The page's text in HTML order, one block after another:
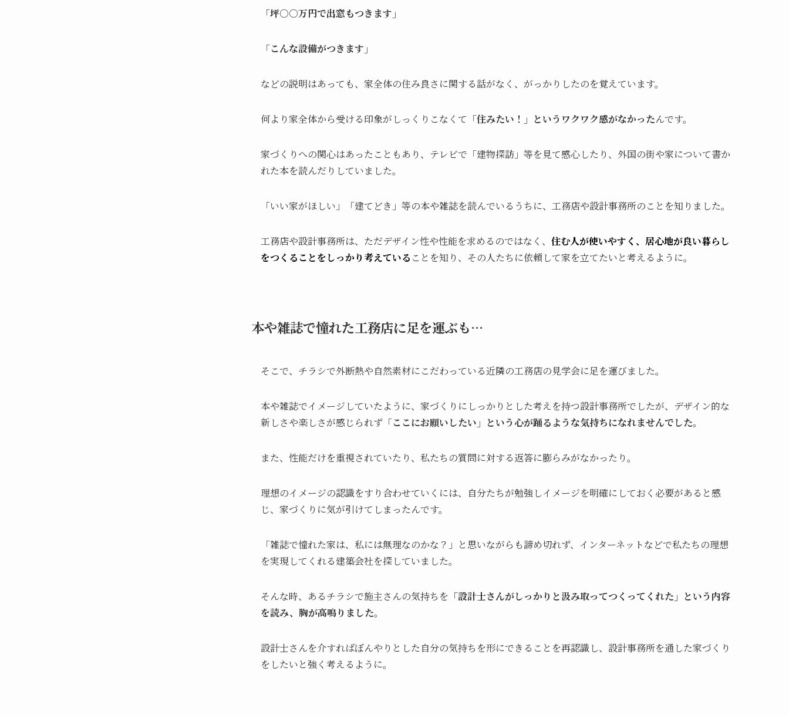
「坪○○万円で出窓もつきます」
「こんな設備がつきます」
などの説明はあっても、家全体の住み良さに関する話がなく、がっかりしたのを覚えています。
何より家全体から受ける印象がしっくりこなくて 「住みたい！」というワクワク感がなかったんです。
家づくりへの関心はあったこともあり、テレビで「建物探訪」等を見て感心したり、外国の街や家について書か
れた本を読んだりしていました。
「いい家がほしい」「建てどき」等の本や雑誌を読んでいるうちに、工務店や設計事務所のことを知りました。
工務店や設計事務所は、ただデザイン性や性能を求めるのではなく、 住む人が使いやすく、居心地が良い暮らし
をつくることをしっかり考えている ことを知り、その人たちに依頼して家を立てたいと考えるように。
本や雑誌で憧れた工務店に足を運ぶも…
そこで、チラシで外断熱や自然素材にこだわっている近隣の工務店の見学会に足を運びました。
本や雑誌でイメージしていたように、家づくりにしっかりとした考えを持つ設計事務所でしたが、デザイン的な
新しさや楽しさが感じられず 「ここにお願いしたい」という心が踊るような気持ちになれませんでした。
また、性能だけを重視されていたり、私たちの質問に対する返答に膨らみがなかったり。
理想のイメージの認識をすり合わせていくには、自分たちが勉強しイメージを明確にしておく必要があると感
じ、家づくりに気が引けてしまったんです。
「雑誌で憧れた家は、私には無理なのかな？」と思いながらも諦め切れず、インターネットなどで私たちの理想
を実現してくれる建築会社を探していました。
そんな時、あるチラシで施主さんの気持ちを 「設計士さんがしっかりと汲み取ってつくってくれた」という内容
を読み、胸が高鳴りました。
設計士さんを介すればぼんやりとした自分の気持ちを形にできることを再認識し、設計事務所を通した家づくり
をしたいと強く考えるように。